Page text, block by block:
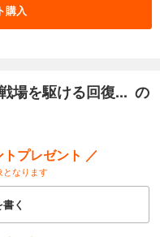
治癒魔法の間違った使い方 ～戦場を駆ける回復要員～(13)
購入
場を駆ける回復... の
プレゼント ／
となります
く